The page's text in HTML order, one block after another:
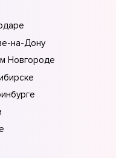
на-Донy
Новгороде